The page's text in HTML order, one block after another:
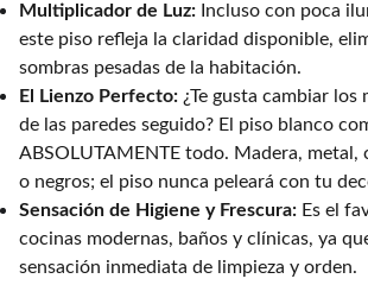
Multiplicador de Luz: Incluso con poca
este piso refleja la claridad disponible,
sombras pesadas de la habitación.
El Lienzo Perfecto: ¿Te gusta cambiar los
de las paredes seguido? El piso blanco
ABSOLUTAMENTE todo. Madera, metal,
o negros; el piso nunca peleará con tu
Sensación de Higiene y Frescura: Es el
cocinas modernas, baños y clínicas, ya
sensación inmediata de limpieza y orden.